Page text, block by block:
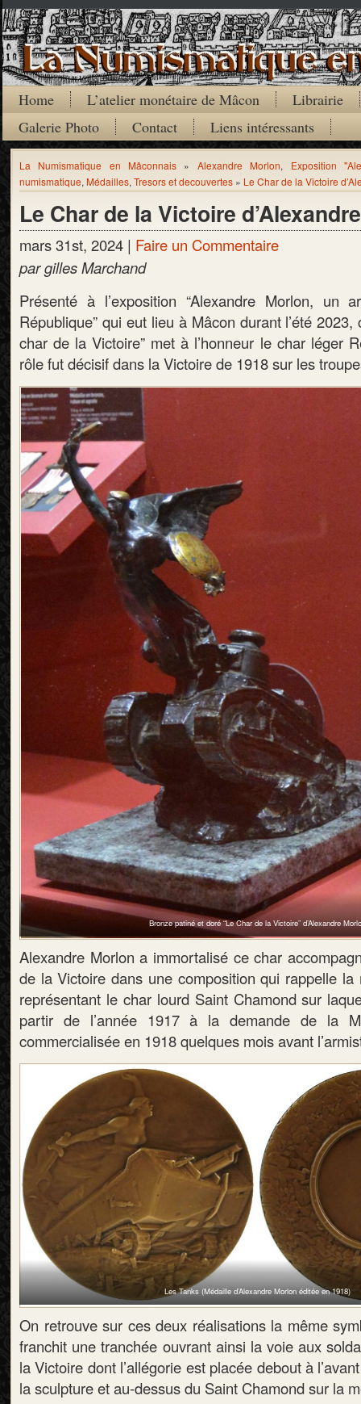
Home L’atelier monétaire de Mâcon
Librairie
Galerie Photo
Contact Liens intéressants
La Numismatique en Mâconnais » Alexandre Morlon, Exposition
numismatique, Médailles, Tresors et decouvertes » Le Char de la Victoire
Le Char de la Victoire
mars 31st, 2024 | Faire un Commentaire
par gilles Marchand
Présenté à l’exposition “Alexandre Morlon,
République” qui eut lieu à Mâcon durant l’été 2023,
char de la Victoire” met à l’honneur le char léger
rôle fut décisif dans la Victoire de 1918 sur les
Bronze patiné et doré “Le Char de la Victoire” d’Alexandre
Alexandre Morlon a immortalisé ce char
de la Victoire dans une composition qui rappelle la
représentant le char lourd Saint Chamond sur
partir de l’année 1917 à la demande de la
commercialisée en 1918 quelques mois avant
Les Tanks (Médaille d’Alexandre Morlon éditée en 1918)
On retrouve sur ces deux réalisations la même
franchit une tranchée ouvrant ainsi la voie aux
la Victoire dont l’allégorie est placée debout à
la sculpture et au-dessus du Saint Chamond sur la